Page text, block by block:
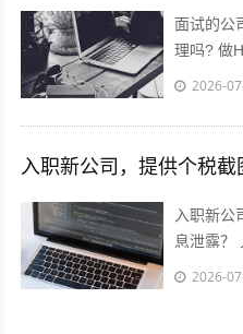
面试的公
理吗? 做
试要公积
2026-
入职新公
息泄露？
都慌了：
2026-